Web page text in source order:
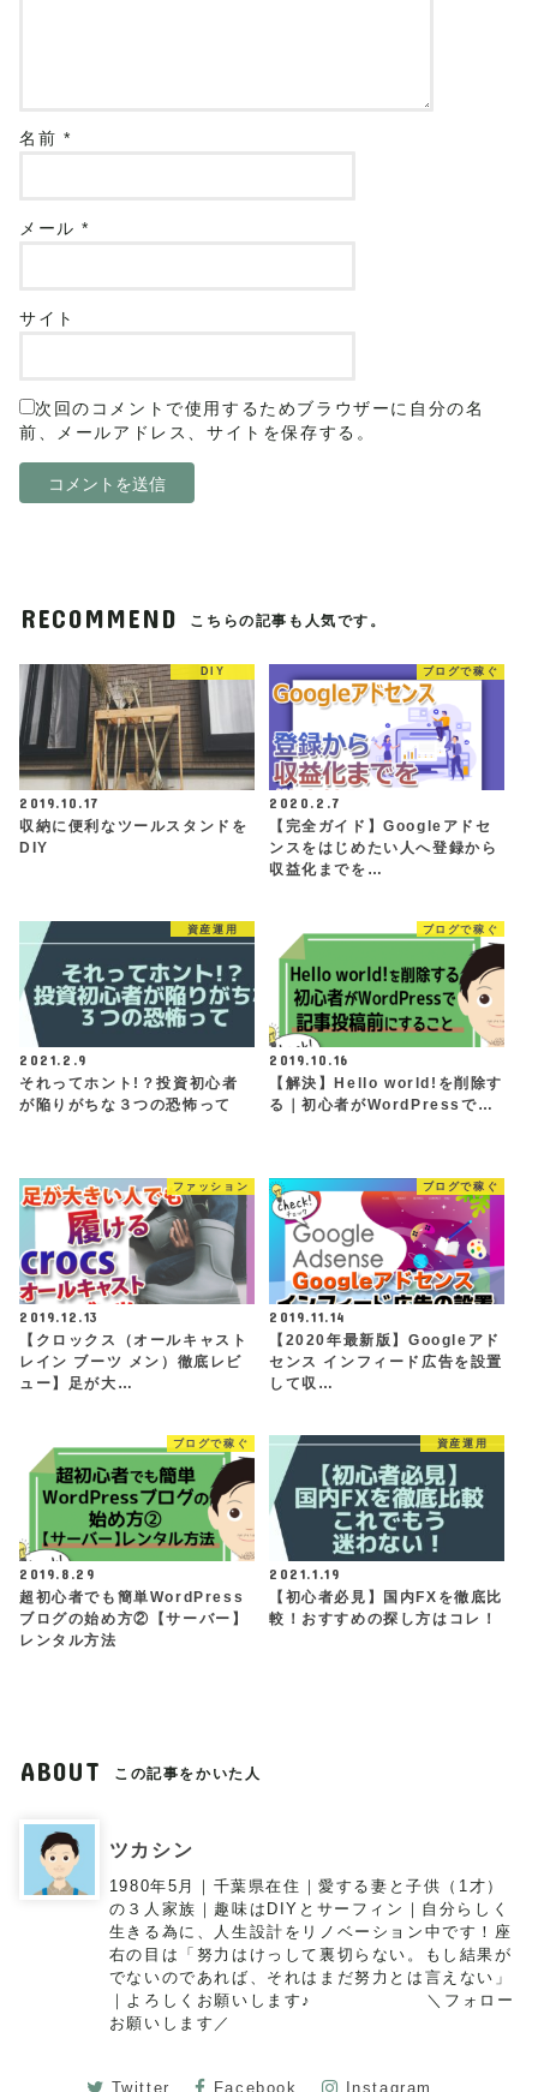
名前 *
メール*
サイト
次回のコメントで使用するためブラウザーに自分の名
前、メールアドレス、サイトを保存する。
RECOMMEND こちらの記事も人気です。
DIY
2019.10.17
収納に便利なツールスタンドを
DIY
ブログで稼ぐ
2020.2.7
【完全ガイド】Googleアドセ
ンスをはじめたい人へ登録から
収益化までを…
資産運用
2021.2.9
それってホント!？投資初心者
が陥りがちな３つの恐怖って
ブログで稼ぐ
2019.10.16
【解決】Hello world!を削除す
る｜初心者がWordPressで…
ファッション
2019.12.13
【クロックス（オールキャスト
レイン ブーツ メン）徹底レビ
ュー】足が大…
ブログで稼ぐ
2019.11.14
【2020年最新版】Googleアド
センス インフィード広告を設置
して収…
ブログで稼ぐ
2019.8.29
超初心者でも簡単WordPress
ブログの始め方②【サーバー】
レンタル方法
資産運用
2021.1.19
【初心者必見】国内FXを徹底比
較！おすすめの探し方はコレ！
ABOUT この記事をかいた人
ツカシン
1980年5月｜千葉県在住｜愛する妻と子供（1才）
の３人家族｜趣味はDIYとサーフィン｜自分らしく
生きる為に、人生設計をリノベーション中です！座
右の目は「努力はけっして裏切らない。もし結果が
でないのであれば、それはまだ努力とは言えない」
｜よろしくお願いします♪ ＼フォロー
お願いします／
Twitter Facebook Instagram